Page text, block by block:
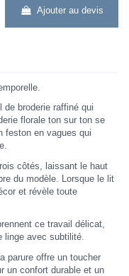
Ajouter au devis
de broderie raffiné qui
florale ton sur ton se
feston en vagues qui
côtés, laissant le haut
du modèle. Lorsque le lit
et révèle toute
ce travail délicat,
linge avec subtilité.
parure offre un toucher
un confort durable et un